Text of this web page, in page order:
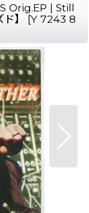
Orig.EP | Still
】
[Y 7243 8